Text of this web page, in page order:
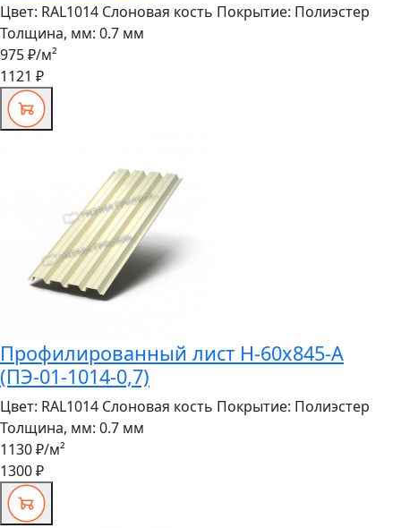
Цвет: RAL1014 Слоновая кость Покрытие: Полиэстер
Толщина, мм: 0.7 мм
975 ₽/м²
1121 ₽
Профилированный лист Н-60x845-A
(ПЭ-01-1014-0,7)
Цвет: RAL1014 Слоновая кость Покрытие: Полиэстер
Толщина, мм: 0.7 мм
1130 ₽/м²
1300 ₽